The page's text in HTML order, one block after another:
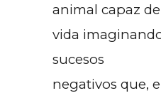
animal capaz
vida
sucesos
negativos que,